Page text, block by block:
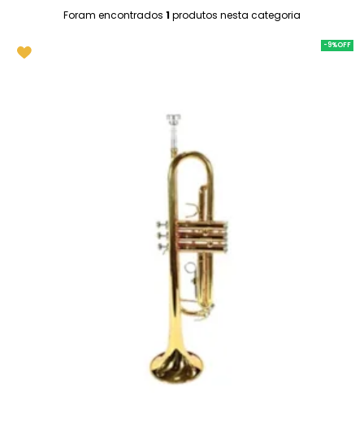
Foram encontrados 1produtos nesta categoria
-9%